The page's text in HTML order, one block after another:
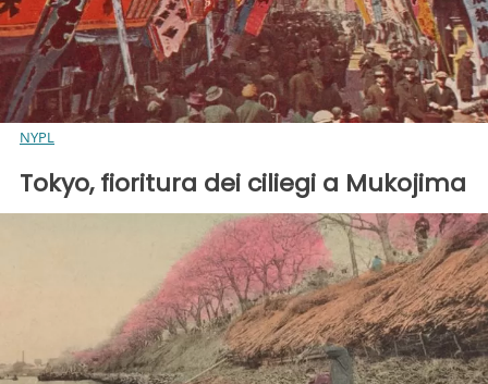
NYPL
Tokyo, fioritura dei ciliegi a Mukojima